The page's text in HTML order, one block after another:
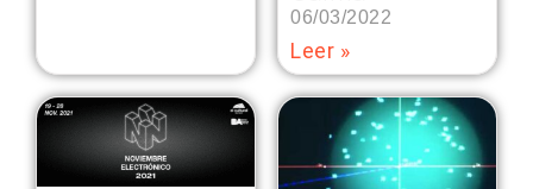
06/03/2022
Leer »